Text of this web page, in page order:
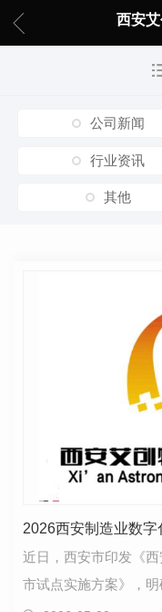
西安
公司新闻
行业资讯
其他
近日，西安市印发《
市试点实施方案》，